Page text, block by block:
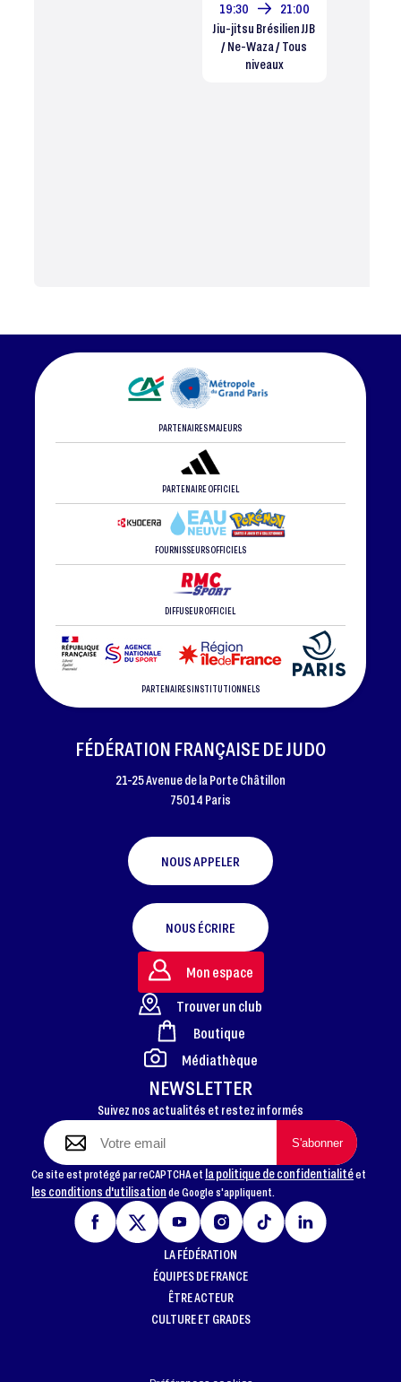
19:30
21:00
Jiu-jitsu Brésilien JJB
/ Ne-Waza / Tous
niveaux
PARTENAIRES MAJEURS
PARTENAIRE OFFICIEL
FOURNISSEURS OFFICIELS
DIFFUSEUR OFFICIEL
PARTENAIRES INSTITUTIONNELS
FOOTER
FÉDÉRATION FRANÇAISE DE JUDO
21-25 Avenue de la Porte Châtillon
75014 Paris
NOUS APPELER
NOUS ÉCRIRE
NEWSLETTER
Suivez nos actualités et restez informés
Ce site est protégé par reCAPTCHA et la politique de confidentialitéet
les conditions d'utilisationde Google s'appliquent.
Mon espace
Trouver un club
Boutique
Médiathèque
LA FÉDÉRATION
ÉQUIPES DE FRANCE
ÊTRE ACTEUR
CULTURE ET GRADES